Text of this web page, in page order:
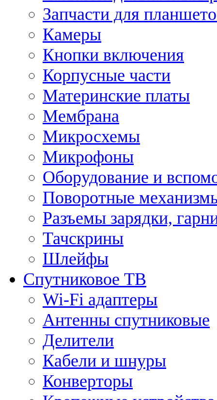
Запчасти для
Камеры
Кнопки включения
Корпусные части
Материнские платы
Мембрана
Микросхемы
Микрофоны
Оборудование и
Поворотные
Разъемы зарядки,
Тачскрины
Шлейфы
Спутниковое ТВ
Wi-Fi адаптеры
Антенны спутниковые
Делители
Кабели и шнуры
Конверторы